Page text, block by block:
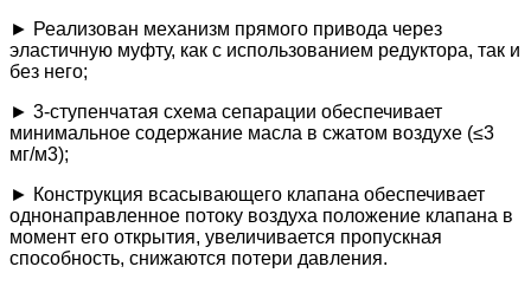
► Реализован механизм прямого привода через
эластичную муфту, как с использованием редуктора, так и
без него;
► 3-ступенчатая схема сепарации обеспечивает
минимальное содержание масла в сжатом воздухе (≤3
мг/м3);
► Конструкция всасывающего клапана обеспечивает
однонаправленное потоку воздуха положение клапана в
момент его открытия, увеличивается пропускная
способность, снижаются потери давления.